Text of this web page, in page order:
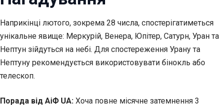
Наприкінці лютого, зокрема 28 числа, спостерігатиметься
унікальне явище: Меркурій, Венера, Юпітер, Сатурн, Уран та
Нептун зійдуться на небі. Для спостереження Урану та
Нептуну рекомендується використовувати бінокль або
телескоп.
Порада від АіФ UA: Хоча повне місячне затемнення 3